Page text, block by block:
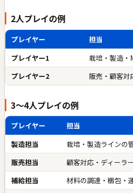
2人プレイの例
プレイヤー
担当
プレイヤー1
栽培・製造・
プレイヤー2
販売・顧客対
3〜4人プレイの例
プレイヤー
担当
製造担当
栽培・製造ラインの
販売担当
顧客対応・ディーラ
補給担当
材料の調達・梱包・